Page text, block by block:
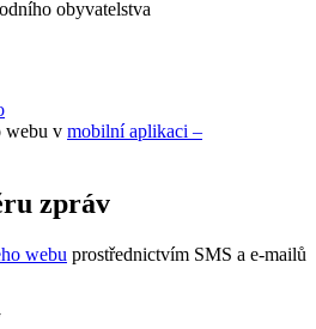
obyvatelstva
webu v mobilní aplikaci –
zpráv
webu prostřednictvím SMS a e-mailů